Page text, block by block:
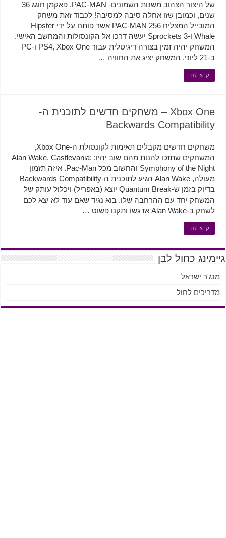
של היצור הצהוב משנות השמונים- PAC-MAN. פאקמן חוגג 36
שנים, וכמובן שזו אחלה סיבה למסיבה! לכבוד זאת משחק
המובייל המצליח PAC-MAN 256 אשר פותח על ידי Hipster
Whale ו-3 Sprockets יעשה דרכו אל הקונסולות והמחשב האישי.
המשחק יהיה זמין בצורה דיגיטלית עבור PS4, Xbox One ו-PC
ב-21 ליוני. המשחק יציג את החוויה …
קרא עוד
Xbox One – משחקים חדשים לתוכנית ה-
Backwards Compatibility
משחקים חדשים מקבלים תאימות לקונסולת ה-Xbox One,
המשחקים שתזכו להנות מהם שוב יהיו: Alan Wake, Castlevania:
Symphony of the Night והחשוב מכל Pac-Man. איזה תזמון
מעולה, Alan Wake הגיע לתוכנית ה-Backwards Compatibility
בדיוק בזמן ש-Quantum Break יוצא (באפריל) ויכלול עותק של
המשחק יחד עם ההרחבה שלו. בוא נגיד שאם עוד לא יצא לכם
לשחק ב-Alan Wake אז גשו ותקנו פשוט …
קרא עוד
גיימינג כחול לבן
מנג'ר ישראל
מדריכים לחול